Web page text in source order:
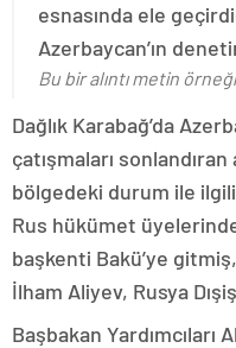
esnasında ele
Azerbaycan’ın
Bu bir alıntı metin
Dağlık Karabağ’da
çatışmaları
bölgedeki durum ile
Rus hükümet
başkenti Bakü’ye
İlham Aliyev, Rusya
Başbakan